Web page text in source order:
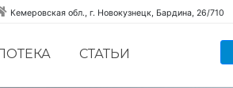
Кемеровская обл., г. Новокузнецк, Бардина, 26/710
СТАТЬИ